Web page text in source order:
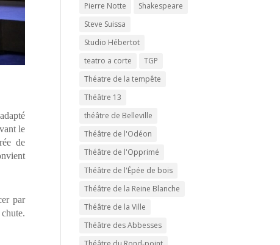
le
de
par
Pierre Notte
Shakespeare
Steve Suissa
Studio Hébertot
teatro a corte
TGP
Théatre de la tempête
Théâtre 13
théâtre de Belleville
Théâtre de l'Odéon
Théâtre de l'Opprimé
Théâtre de l'Épée de bois
Théâtre de la Reine Blanche
Théâtre de la Ville
Théâtre des Abbesses